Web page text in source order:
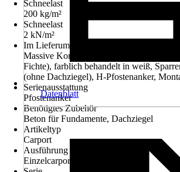
Schneelast
200 kg/m²
Schneelast
2 kN/m²
Im Lieferumfang enthalten
Massive Konstruktion aus hochwertigem
Fichte), farblich behandelt in weiß,
(ohne Dachziegel), H-Pfostenanker,
Serienausstattung
Pfostenanker
Benötigtes Zubehör
Beton für Fundamente, Dachziegel
Artikeltyp
Carport
Ausführung
Einzelcarport
Datenblatt